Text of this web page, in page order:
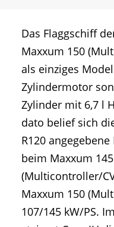
Das Flaggschiff
Maxxum 150
als einziges
Zylindermotor
Zylinder mit 6,7 l
dato belief sich
R120
beim Maxxum 145
(Multicontroller/
Maxxum 150
107/145 kW/PS.